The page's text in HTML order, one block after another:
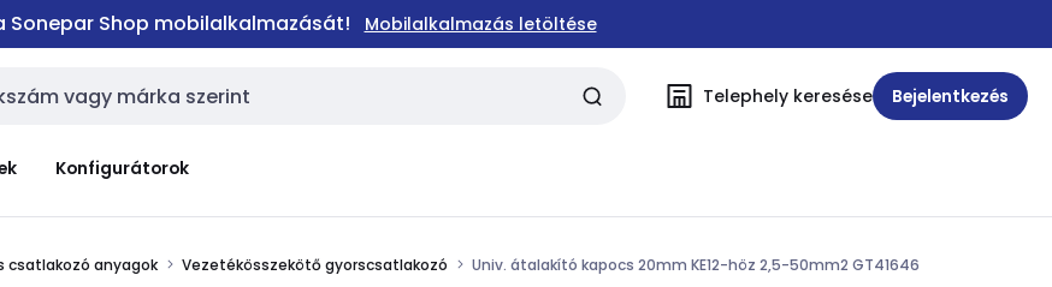
Sonepar Shop mobilalkalmazását! Mobilalkalmazás letöltése
Telephely keresése Bejelentkezés
Konfigurátorok
csatlakozó anyagok Vezetékösszekötő gyorscsatlakozó Univ. átalakító kapocs 20mm KE12-höz 2,5-50mm2 GT41646